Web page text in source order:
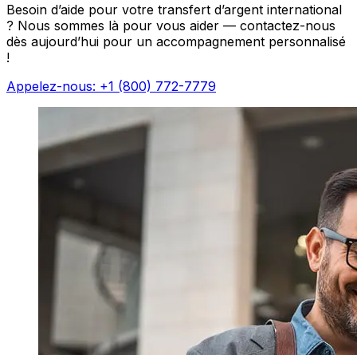
Besoin d’aide pour votre transfert d’argent international
? Nous sommes là pour vous aider — contactez-nous
dès aujourd’hui pour un accompagnement personnalisé
!
Appelez-nous: +1 (800) 772-7779